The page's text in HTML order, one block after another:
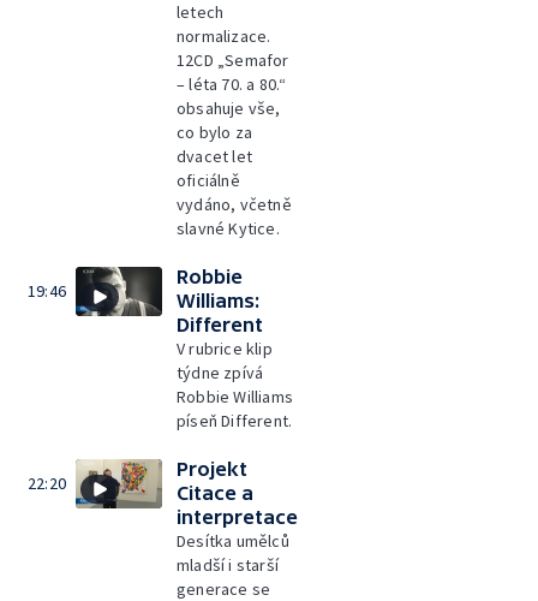
letech
normalizace.
12CD „Semafor
– léta 70. a 80.“
obsahuje vše,
co bylo za
dvacet let
oficiálně
vydáno, včetně
slavné Kytice.
19:46
Robbie
Williams:
Different
V rubrice klip
týdne zpívá
Robbie Williams
píseň Different.
22:20
Projekt
Citace a
interpretace
Desítka umělců
mladší i starší
generace se